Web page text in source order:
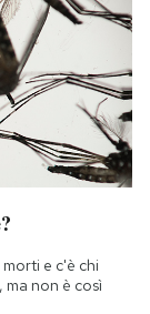
e c'è chi
non è così